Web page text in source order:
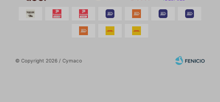
© Copyright 2026 / Cymaco